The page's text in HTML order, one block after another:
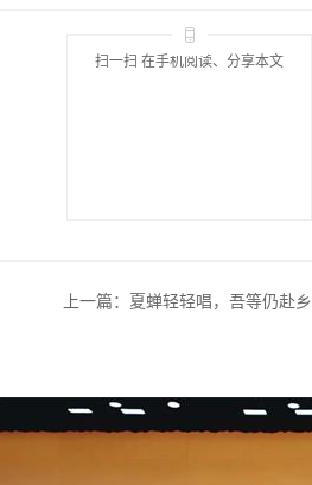
扫一扫 在手机阅读、分享本文
上一篇： 夏蝉轻轻唱，吾等仍赴乡